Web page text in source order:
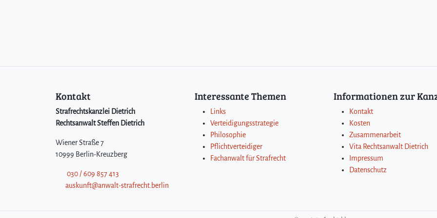
Kontakt
Strafrechtskanzlei Dietrich
Rechtsanwalt Steffen Dietrich
Wiener Straße 7
10999 Berlin-Kreuzberg
030 / 609 857 413
auskunft@anwalt-strafrecht.berlin
Interessante Themen
Links
Verteidigungsstrategie
Philosophie
Pflichtverteidiger
Fachanwalt für Strafrecht
Informationen zur
Kontakt
Kosten
Zusammenarbeit
Vita Rechtsanwalt Dietrich
Impressum
Datenschutz